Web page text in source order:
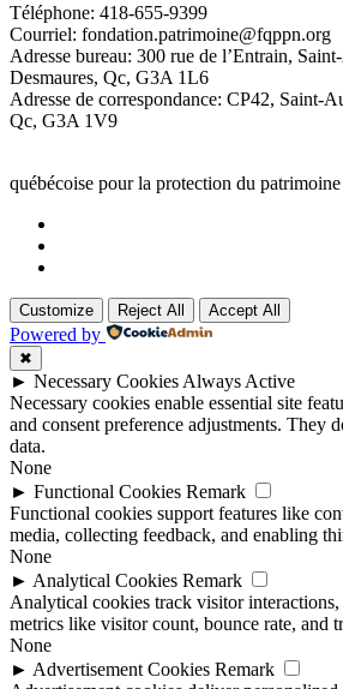
Téléphone: 418-655-9399
Courriel: fondation.patrimoine@fqppn.org
Adresse bureau: 300 rue de l’Entrain,
Desmaures, Qc, G3A 1L6
Adresse de correspondance: CP42, Saint-
Qc, G3A 1V9
québécoise pour la protection du
Customize Reject All Accept All
Powered by
✖
► Necessary Cookies Always Active
Necessary cookies enable essential site
and consent preference adjustments. They
data.
None
► Functional Cookies Remark
Functional cookies support features like
media, collecting feedback, and enabling
None
► Analytical Cookies Remark
Analytical cookies track visitor
metrics like visitor count, bounce rate, and
None
► Advertisement Cookies Remark